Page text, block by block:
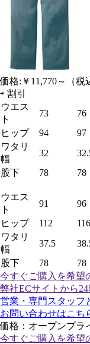
価格: ￥11,770～
（税
⇨ 割引
ウエス
ト
73 76
ヒップ
94 97
ワタリ
幅
32
股下
78 78
ウエス
ト
91 96
ヒップ
112 116
ワタリ
幅
37.5
股下
78 78
今すぐご購入 を希望
弊社ECサイトから
営業・専門スタッフ
お問い合わせはこち
価格：オープンプラ
今すぐご購入 を希望